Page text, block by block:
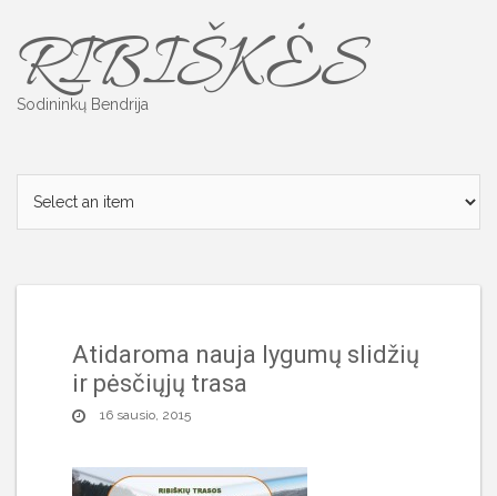
content
RIBIŠKĖS
Sodininkų Bendrija
Atidaroma nauja lygumų slidžių
ir pėsčiųjų trasa
16 sausio, 2015